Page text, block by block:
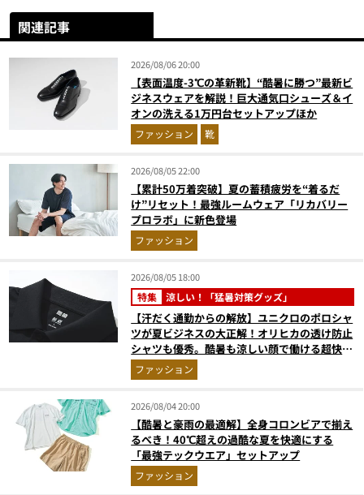
関連記事
2026/08/06 20:00
【表面温度-3℃の革新靴】“酷暑に勝つ”最新ビ
ジネスウェアを解説！巨大通気口シューズ＆イ
オンの洗える1万円台セットアップほか
ファッション 靴
2026/08/05 22:00
【累計50万着突破】夏の蓄積疲労を“着るだ
け”リセット！最強ルームウェア「リカバリー
プロラボ」に新色登場
ファッション
2026/08/05 18:00
特集 涼しい！「猛暑対策グッズ」
【汗だく通勤からの解放】ユニクロのポロシャ
ツが夏ビジネスの大正解！オリヒカの透け防止
シャツも優秀。酷暑も涼しい顔で働ける超快適
ウエアの実力
ファッション
2026/08/04 20:00
【酷暑と豪雨の最適解】全身コロンビアで揃え
るべき！40℃超えの過酷な夏を快適にする
「最強テックウエア」セットアップ
ファッション